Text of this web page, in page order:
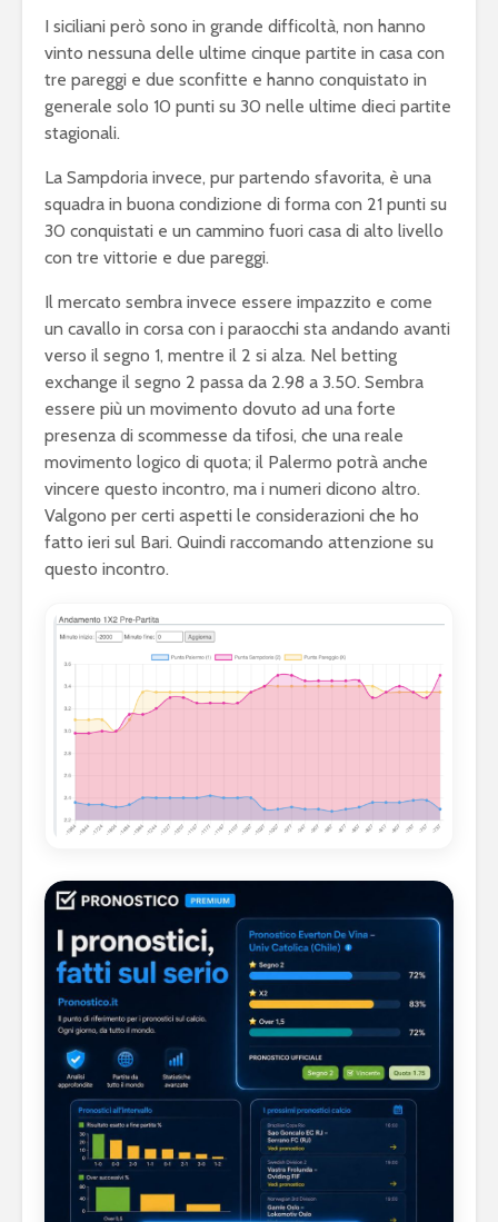
I siciliani però sono in grande difficoltà, non hanno
vinto nessuna delle ultime cinque partite in casa con
tre pareggi e due sconfitte e hanno conquistato in
generale solo 10 punti su 30 nelle ultime dieci partite
stagionali.
La Sampdoria invece, pur partendo sfavorita, è una
squadra in buona condizione di forma con 21 punti su
30 conquistati e un cammino fuori casa di alto livello
con tre vittorie e due pareggi.
Il mercato sembra invece essere impazzito e come
un cavallo in corsa con i paraocchi sta andando avanti
verso il segno 1, mentre il 2 si alza. Nel betting
exchange il segno 2 passa da 2.98 a 3.50. Sembra
essere più un movimento dovuto ad una forte
presenza di scommesse da tifosi, che una reale
movimento logico di quota; il Palermo potrà anche
vincere questo incontro, ma i numeri dicono altro.
Valgono per certi aspetti le considerazioni che ho
fatto ieri sul Bari. Quindi raccomando attenzione su
questo incontro.